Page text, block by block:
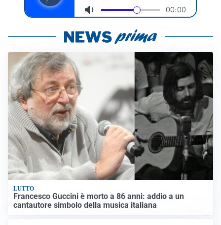
LUTTO
Francesco Guccini è morto a 86 anni: addio a un
cantautore simbolo della musica italiana